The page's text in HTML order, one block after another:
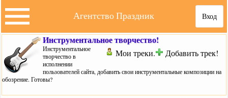
Вход
Агентство Праздник
Инструментальное творчество!
Мои треки. Добавить трек!
Инструментальное
творчество в
исполнении
пользователей сайта, добавить свои инструментальные композиции на
обозрение. Готовы?